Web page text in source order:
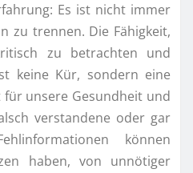
Es ist nicht immer
zu trennen. Die Fähigkeit,
zu betrachten und
keine Kür, sondern eine
unsere Gesundheit und
verstandene oder gar
können
haben, von unnötiger